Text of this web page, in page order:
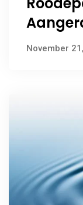
vir
November